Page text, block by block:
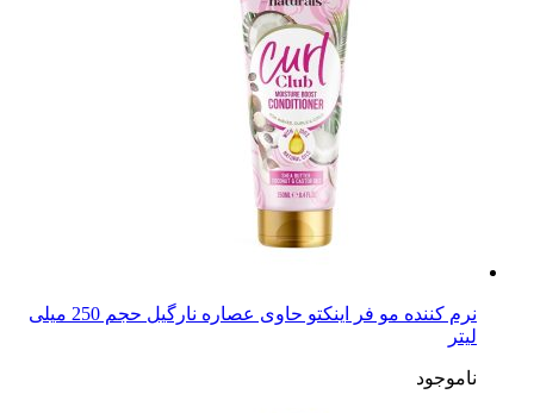
نرم کننده مو فر اینکتو حاوی عصاره نارگیل حجم 250 میلی
لیتر
ناموجود